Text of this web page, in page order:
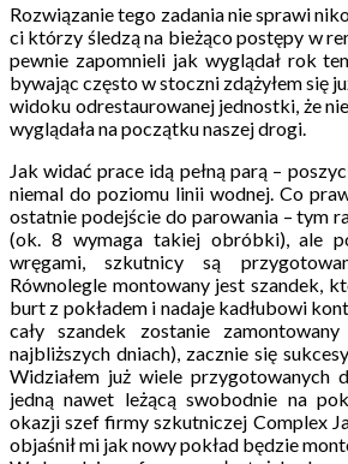
Rozwiązanie tego zadania nie sprawi
ci którzy śledzą na bieżąco postępy w
pewnie zapomnieli jak wyglądał rok
bywając często w stoczni zdążyłem się
widoku odrestaurowanej jednostki, że
wyglądała na początku naszej drogi.
Jak widać prace idą pełną parą –
niemal do poziomu linii wodnej. Co
ostatnie podejście do parowania – tym
(ok. 8 wymaga takiej obróbki), ale
wręgami, szkutnicy są
Równolegle montowany jest szandek,
burt z pokładem i nadaje kadłubowi
cały szandek zostanie
najbliższych dniach), zacznie się
Widziałem już wiele przygotowanych
jedną nawet leżącą swobodnie na
okazji szef firmy szkutniczej Complex
objaśnił mi jak nowy pokład będzie